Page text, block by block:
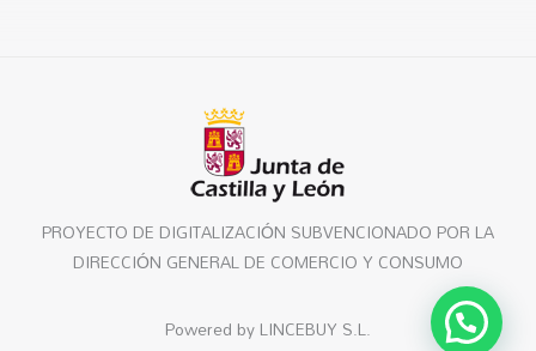
PROYECTO DE DIGITALIZACIÓN SUBVENCIONADO POR LA
DIRECCIÓN GENERAL DE COMERCIO Y CONSUMO
Powered by LINCEBUY S.L.